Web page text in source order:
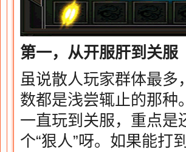
第一，从开服肝到关服
虽说散人玩家群体最多
数都是浅尝辄止的那种
一直玩到关服，重点是
个“狠人”呀。如果能打